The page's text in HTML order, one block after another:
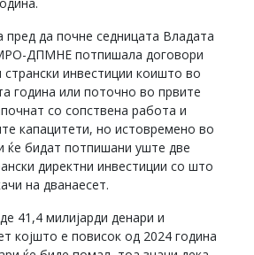
пред да почне седницата Владата
ДПМНЕ потпишала договори
странски инвестиции коишто во
година или поточно во првите
со сопствена работа и
капацитети, но истовремено во
ќе бидат потпишани уште две
директни инвестиции со што
на дванаесет.
41,4 милијарди денари и
којшто е повисок од 2024 година